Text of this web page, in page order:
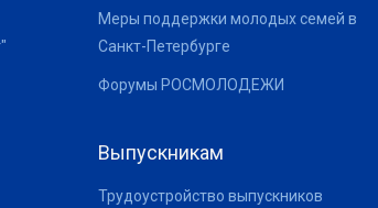
Меры поддержки молодых семей в
Санкт-Петербурге
Форумы РОСМОЛОДЕЖИ
Выпускникам
Трудоустройство выпускников